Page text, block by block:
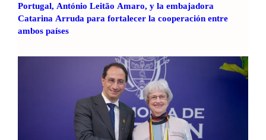
Portugal, António Leitão Amaro, y la embajadora
Catarina Arruda para fortalecer la cooperación entre
ambos países